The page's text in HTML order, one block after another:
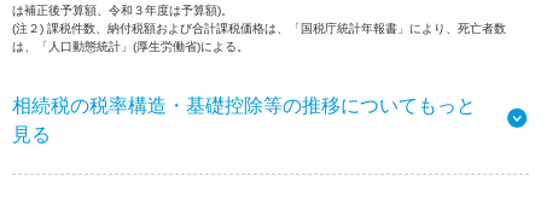
は補正後予算額、令和３年度は予算額)。
(注２) 課税件数、納付税額および合計課税価格は、「国税庁統計年報書」により、死亡者数
は、「人口動態統計」(厚生労働省)による。
相続税の税率構造・基礎控除等の推移についてもっと
見る